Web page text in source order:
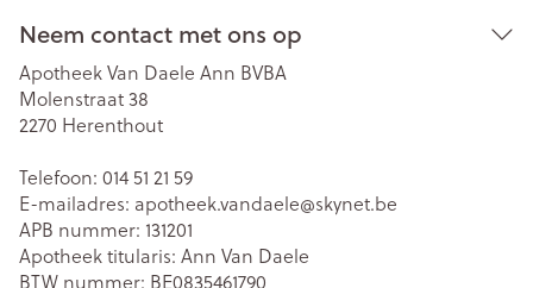
Neem contact met ons op
Apotheek Van Daele Ann BVBA
Molenstraat 38
2270 Herenthout
Telefoon: 014 51 21 59
E-mailadres: apotheek.vandaele@skynet.be
APB nummer: 131201
Apotheek titularis: Ann Van Daele
BTW nummer: BE0835461790